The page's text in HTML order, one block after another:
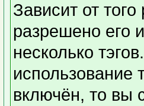
Зависит от
разрешено его
несколько
использование
включён, то вы